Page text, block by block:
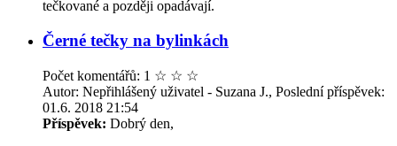
tečkované a později opadávají.
Černé tečky na bylinkách
Počet komentářů: 1 ☆ ☆ ☆
Autor: Nepřihlášený uživatel - Suzana J., Poslední příspěvek:
01.6. 2018 21:54
Příspěvek: Dobrý den,